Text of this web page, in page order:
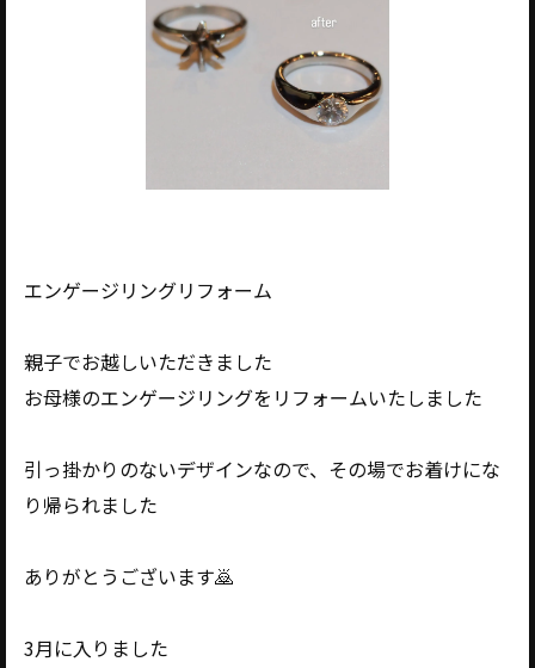
エンゲージリングリフォーム
親子でお越しいただきました
お母様のエンゲージリングをリフォームいたしました
引っ掛かりのないデザインなので、その場でお着けにな
り帰られました
ありがとうございます🙇
3月に入りました